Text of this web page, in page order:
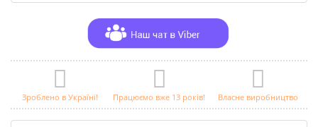
Зроблено в Україні! Працюємо вже 13 років! Власне виробництво